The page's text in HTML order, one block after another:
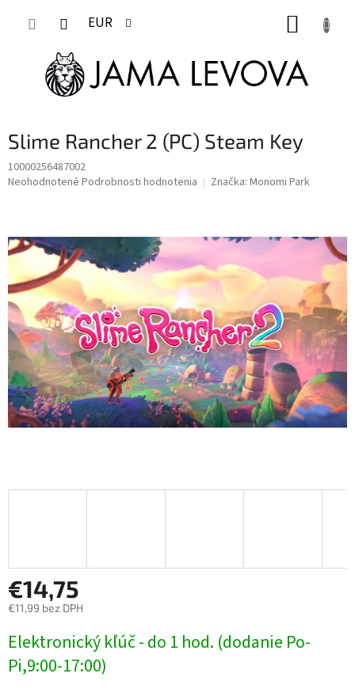
EUR
Slime Rancher 2 (PC) Steam Key
10000256487002
Priemerné
0,0
z
hviezdičiek.
Neohodnotené Podrobnosti hodnotenia Značka: Monomi Park
€14,75
€11,99 bez DPH
cena:
Elektronický kľúč - do 1 hod. (dodanie Po-
Pi,9:00-17:00)